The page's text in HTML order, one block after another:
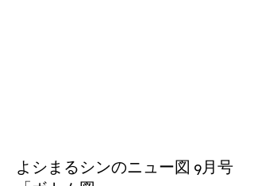
よシまるシンのニュー図 9月号